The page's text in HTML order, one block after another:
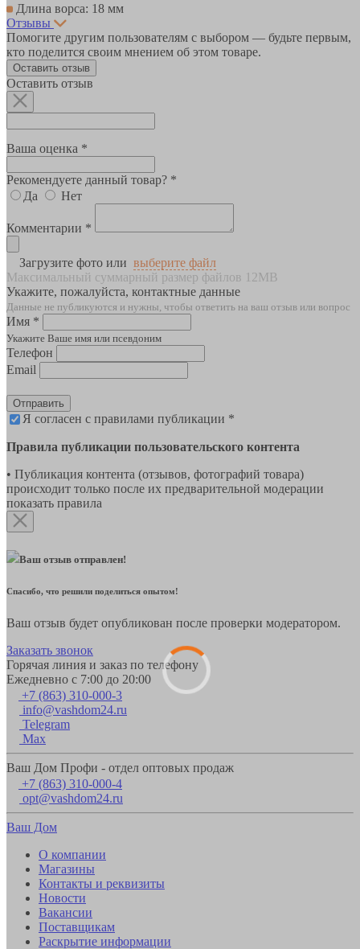
Длина ворса: 18 мм
Отзывы
Помогите другим пользователям с выбором — будьте первым,
кто поделится своим мнением об этом товаре.
Оставить отзыв
Оставить отзыв
Ваша оценка *
Рекомендуете данный товар? *
Да
Нет
Комментарии *
Загрузите фото или выберите файл
Максимальный суммарный размер файлов 12MB
Укажите, пожалуйста, контактные данные
Данные не публикуются и нужны, чтобы ответить на ваш отзыв или вопрос
Имя *
Укажите Ваше имя или псевдоним
Телефон
Email
Отправить
Я согласен с правилами публикации *
Правила публикации пользовательского контента
• Публикация контента (отзывов, фотографий товара)
происходит только после их предварительной модерации
показать правила
Ваш отзыв отправлен!
Спасибо, что решили поделиться опытом!
Ваш отзыв будет опубликован после проверки модератором.
Заказать звонок
Горячая линия и заказ по телефону
Ежедневно с 7:00 до 20:00
+7 (863) 310-000-3
info@vashdom24.ru
Telegram
Max
Ваш Дом Профи - отдел оптовых продаж
+7 (863) 310-000-4
opt@vashdom24.ru
Ваш Дом
О компании
Магазины
Контакты и реквизиты
Новости
Вакансии
Поставщикам
Раскрытие информации